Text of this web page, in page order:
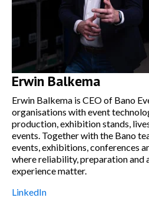
Erwin Balkema
Erwin Balkema is CEO of Bano
organisations with event
production, exhibition stands,
events. Together with the Bano
events, exhibitions, conferences
where reliability, preparation and
experience matter.
LinkedIn